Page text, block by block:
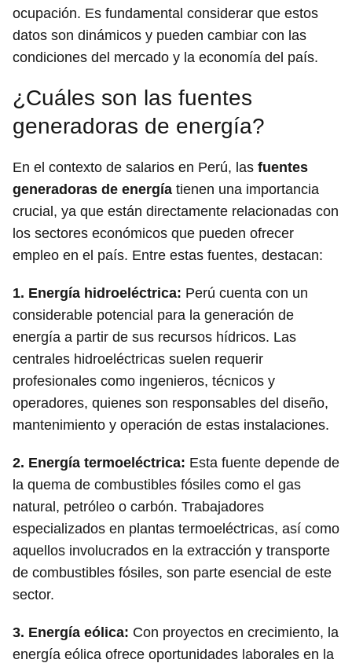
ocupación. Es fundamental considerar que estos
datos son dinámicos y pueden cambiar con las
condiciones del mercado y la economía del país.
¿Cuáles son las fuentes
generadoras de energía?
En el contexto de salarios en Perú, las fuentes
generadoras de energía tienen una importancia
crucial, ya que están directamente relacionadas con
los sectores económicos que pueden ofrecer
empleo en el país. Entre estas fuentes, destacan:
1. Energía hidroeléctrica: Perú cuenta con un
considerable potencial para la generación de
energía a partir de sus recursos hídricos. Las
centrales hidroeléctricas suelen requerir
profesionales como ingenieros, técnicos y
operadores, quienes son responsables del diseño,
mantenimiento y operación de estas instalaciones.
2. Energía termoeléctrica: Esta fuente depende de
la quema de combustibles fósiles como el gas
natural, petróleo o carbón. Trabajadores
especializados en plantas termoeléctricas, así como
aquellos involucrados en la extracción y transporte
de combustibles fósiles, son parte esencial de este
sector.
3. Energía eólica: Con proyectos en crecimiento, la
energía eólica ofrece oportunidades laborales en la